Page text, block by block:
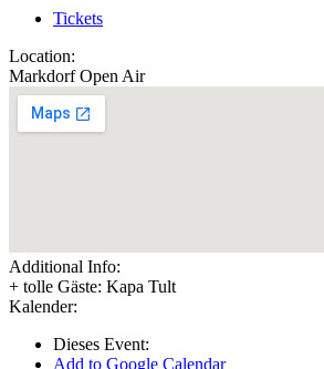
Tickets
Location:
Markdorf Open Air
Additional Info:
+ tolle Gäste: Kapa Tult
Kalender:
Dieses Event:
Add to Google Calendar